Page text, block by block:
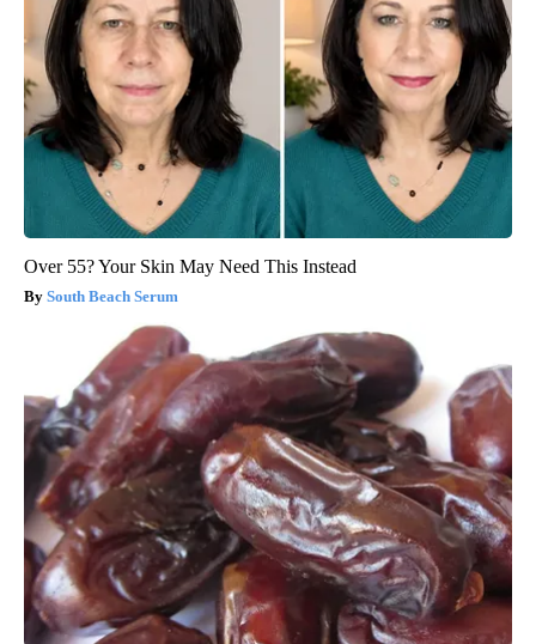
Over 55? Your Skin May Need This Instead
South Beach Serum